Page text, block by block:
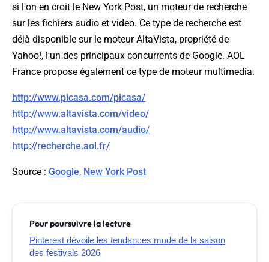
si l'on en croit le New York Post, un moteur de recherche
sur les fichiers audio et video. Ce type de recherche est
déjà disponible sur le moteur AltaVista, propriété de
Yahoo!, l'un des principaux concurrents de Google. AOL
France propose également ce type de moteur multimedia.
http://www.picasa.com/picasa/
http://www.altavista.com/video/
http://www.altavista.com/audio/
http://recherche.aol.fr/
Source : Google, New York Post
Pour poursuivre la lecture
Pinterest dévoile les tendances mode de la saison
des festivals 2026